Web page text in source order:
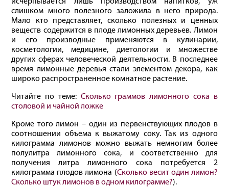
слишком много полезного заложила в него природа.
Мало кто представляет, сколько полезных и ценных
веществ содержится в плоде лимонных деревьев. Лимон
и его производные применяются в кулинарии,
косметологии, медицине, диетологии и множестве
других сферах человеческой деятельности. В последнее
время лимонные деревья стали элементом декора, как
широко распространенное комнатное растение.
Читайте по теме: Сколько граммов лимонного сока в
столовой и чайной ложке
Кроме того лимон – один из первенствующих плодов в
соотношении объема к выжатому соку. Так из одного
килограмма лимонов можно выжать немногим более
полулитра лимонного сока, и соответственно для
получения литра лимонного сока потребуется 2
килограмма плодов лимона (Сколько весит один лимон?
Сколько штук лимонов в одном килограмме?).